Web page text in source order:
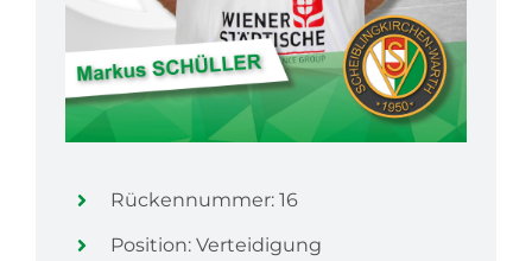
Rückennummer: 16
Position: Verteidigung